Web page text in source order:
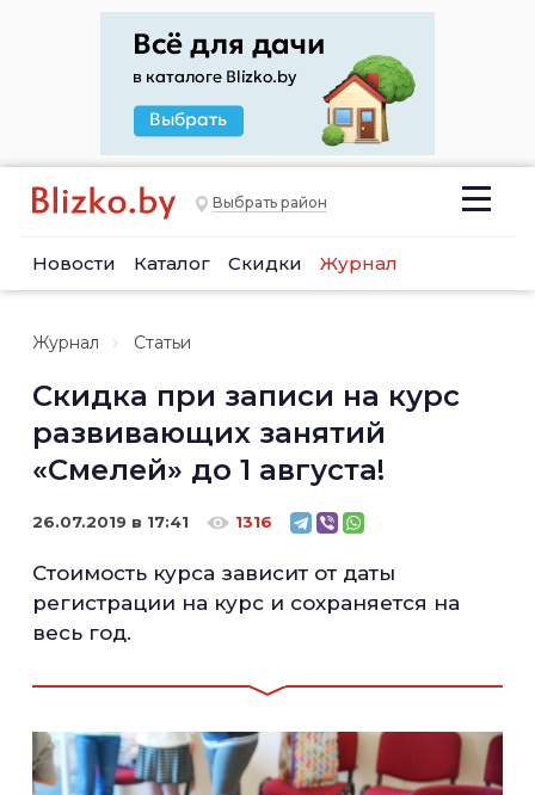
Выбрать район
Новости Каталог Скидки Журнал
Журнал Статьи
Скидка при записи на курс
развивающих занятий
«Смелей» до 1 августа!
26.07.2019 в 17:41 1316
Cтоимость курса зависит от даты
регистрации на курс и сохраняется на
весь год.